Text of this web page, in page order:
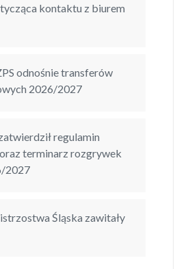
kontaktu z biurem
odnośnie transferów
2026/2027
regulamin
terminarz rozgrywek
2027
Śląska zawitały